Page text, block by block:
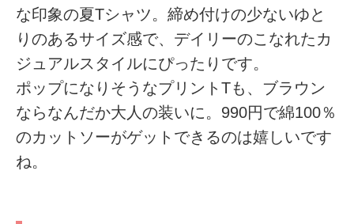
な印象の夏Tシャツ。締め付けの少ないゆと
りのあるサイズ感で、デイリーのこなれたカ
ジュアルスタイルにぴったりです。
ポップになりそうなプリントTも、ブラウン
ならなんだか大人の装いに。990円で綿100％
のカットソーがゲットできるのは嬉しいです
ね。